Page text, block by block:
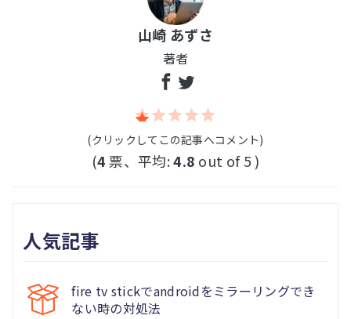
山崎 あずさ
著者
(クリックしてこの記事へコメント)
(4票、平均:4.8 out of 5 )
人気記事
fire tv stickでandroidをミラーリングでき
ない時の対処法